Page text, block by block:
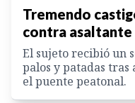
Tremendo
contra asaltante
El sujeto recibió un
palos y patadas
el puente peatonal.